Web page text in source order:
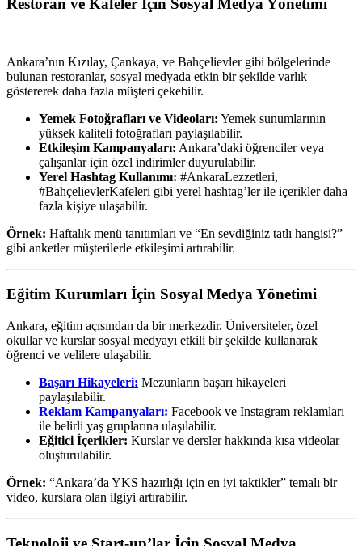
Ankara’nın Kızılay, Çankaya, ve Bahçelievler gibi bölgelerinde
bulunan restoranlar, sosyal medyada etkin bir şekilde varlık
göstererek daha fazla müşteri çekebilir.
Yemek Fotoğrafları ve Videoları: Yemek sunumlarının
yüksek kaliteli fotoğrafları paylaşılabilir.
Etkileşim Kampanyaları: Ankara’daki öğrenciler veya
çalışanlar için özel indirimler duyurulabilir.
Yerel Hashtag Kullanımı: #AnkaraLezzetleri,
#BahçelievlerKafeleri gibi yerel hashtag’ler ile içerikler daha
fazla kişiye ulaşabilir.
Örnek: Haftalık menü tanıtımları ve “En sevdiğiniz tatlı hangisi?”
gibi anketler müşterilerle etkileşimi artırabilir.
Eğitim Kurumları İçin Sosyal Medya Yönetimi
Ankara, eğitim açısından da bir merkezdir. Üniversiteler, özel
okullar ve kurslar sosyal medyayı etkili bir şekilde kullanarak
öğrenci ve velilere ulaşabilir.
Başarı Hikayeleri: Mezunların başarı hikayeleri
paylaşılabilir.
Reklam Kampanyaları: Facebook ve Instagram reklamları
ile belirli yaş gruplarına ulaşılabilir.
Eğitici İçerikler: Kurslar ve dersler hakkında kısa videolar
oluşturulabilir.
Örnek: “Ankara’da YKS hazırlığı için en iyi taktikler” temalı bir
video, kurslara olan ilgiyi artırabilir.